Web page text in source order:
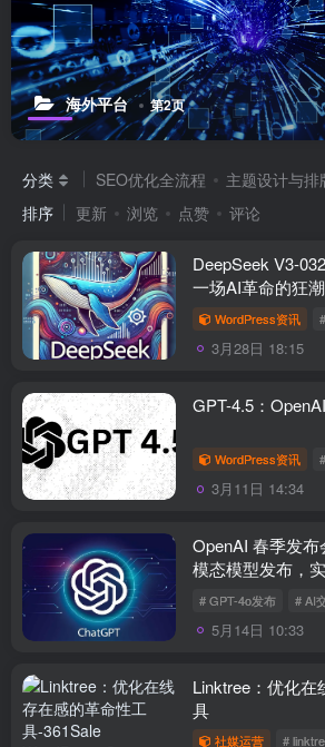
海外平台 第2页
分类 SEO优化全流程 主题设计与排
排序
更新 浏览 点赞 评论
DeepSeek V3-
一场AI革命的狂潮
WordPress资讯
3月28日 18:15
GPT-4.5：
WordPress资讯
3月11日 14:34
OpenAI 春季发
模态模型发布，
级全面开启
# GPT-4o发布 # AI
5月14日 10:33
Linktree：优化在
具
社媒运营 #